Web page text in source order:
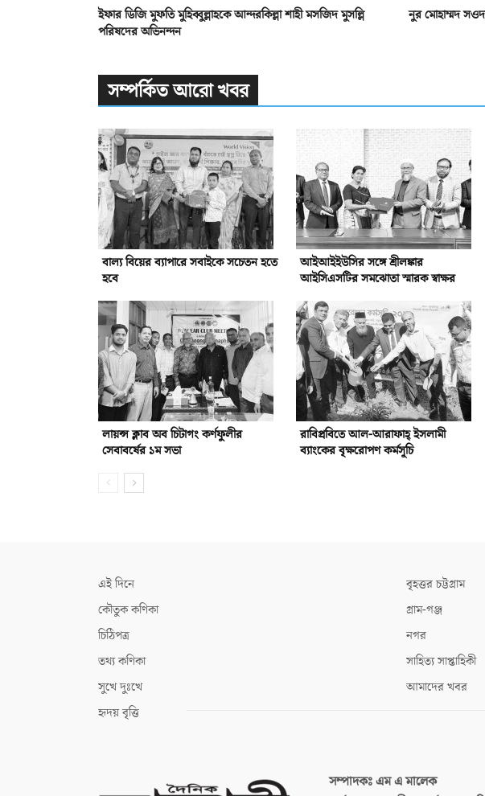
ইফার ডিজি মুফতি মুহিব্বুল্লাহকে আন্দরকিল্লা শাহী মসজিদ মুসল্লি
পরিষদের অভিনন্দন
নুর মোহাম্মদ
সম্পর্কিত আরো খবর
বাল্য বিয়ের ব্যাপারে সবাইকে সচেতন হতে
হবে
আইআইইউসির সঙ্গে শ্রীলঙ্কার
আইসিএসটির সমঝোতা স্মারক স্বাক্ষর
লায়ন্স ক্লাব অব চিটাগং কর্ণফুলীর
সেবাবর্ষের ১ম সভা
রাবিপ্রবিতে আল-আরাফাহ্‌ ইসলামী
ব্যাংকের বৃক্ষরোপণ কর্মসূচি
এই দিনে
কৌতুক কণিকা
চিঠিপত্র
তথ্য কণিকা
সুখে দুঃখে
হৃদয় বৃত্তি
বৃহত্তর চট্টগ্রাম
গ্রাম-গঞ্জ
নগর
সাহিত্য সাপ্তাহিকী
আমাদের খবর
সম্পাদকঃএম এ মালেক